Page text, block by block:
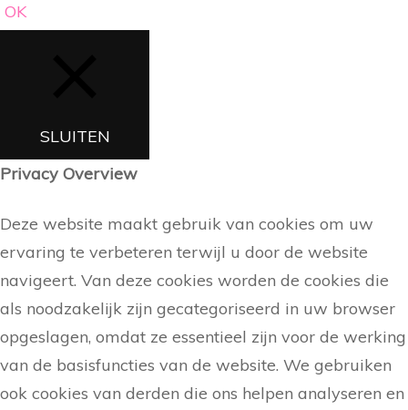
OK
SLUITEN
Privacy Overview
Deze website maakt gebruik van cookies om uw
ervaring te verbeteren terwijl u door de website
navigeert. Van deze cookies worden de cookies die
als noodzakelijk zijn gecategoriseerd in uw browser
opgeslagen, omdat ze essentieel zijn voor de werking
van de basisfuncties van de website. We gebruiken
ook cookies van derden die ons helpen analyseren en